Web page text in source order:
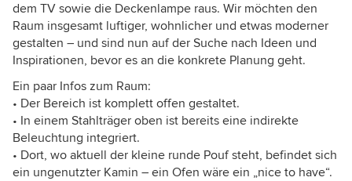
dem TV sowie die Deckenlampe raus. Wir möchten den
Raum insgesamt luftiger, wohnlicher und etwas moderner
gestalten – und sind nun auf der Suche nach Ideen und
Inspirationen, bevor es an die konkrete Planung geht.
Ein paar Infos zum Raum:
• Der Bereich ist komplett offen gestaltet.
• In einem Stahlträger oben ist bereits eine indirekte
Beleuchtung integriert.
• Dort, wo aktuell der kleine runde Pouf steht, befindet sich
ein ungenutzter Kamin – ein Ofen wäre ein „nice to have“.